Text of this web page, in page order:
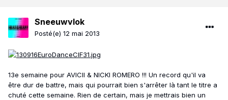
Sneeuwvlok
Posté(e) 12 mai 2013
13e semaine pour AVICII & NICKI ROMERO !!! Un record qu'il va
être dur de battre, mais qui pourrait bien s'arrêter là tant le titre a
chuté cette semaine. Rien de certain, mais je mettrais bien un